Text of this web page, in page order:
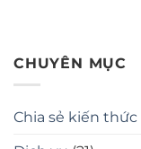
CHUYÊN MỤC
Chia sẻ kiến thức